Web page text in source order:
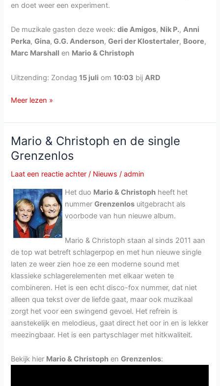
en doet weer een experiment.
De muzikale gasten deze week:die Amigos, Nik P.,Anni
Perka,Gina, G.G. Anderson,Geri der Klostertaler, Boore,
Marc Marshall en Mario & Christoph
Uitzending: Zondag15 juli om10:03 bijARD
Immer
Sonntags
van
zondag
15
juli
Meer lezen »
Mario & Christoph en de single
Grenzenlos
Laat een reactie achter / Nieuws /admin
Het duo Mario & Christoph heeft het
nummerGrenzenlos uitgebracht als
voorbode van hun nieuwe album.
Mario & Christoph staan al sinds 2011 aan
de top wat betreft schlagerpop en met hun nieuwe single
laten ze weer zien hoe ze een moderne sound met
klassieke schlagerelementen met elkaar weten te
combineren. Het is een echt disco-fox nummer, dat niet
alleen qua tekst over de liefde gaat, maar ook muzikaal
zorgt het voor een swingend gevoel. Het refrein is
aanstekelijk en melodieus, gaat direct het oor in en is lekker
meezingbaar. Het is een partyschlager met hitkwaliteit.
Bekijk hier Mario & Christoph enGrenzenlos: